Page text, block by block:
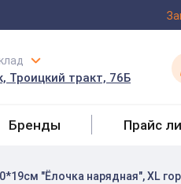
Троицкий тракт, 76Б
Бренды Прайс
"Ёлочка нарядная", XL